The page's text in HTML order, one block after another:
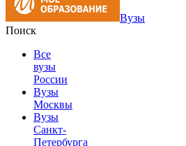
Вузы
Поиск
Все
вузы
России
Вузы
Москвы
Вузы
Санкт-
Петербурга